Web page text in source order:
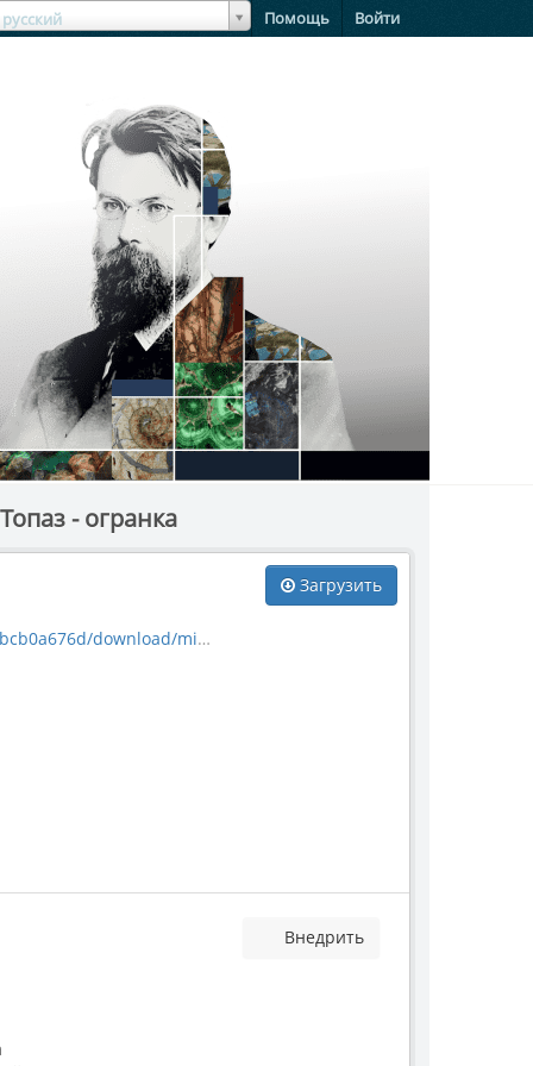
русский Помощь Войти
- огранка
Загрузить
mineral_63495.jpg
Внедрить